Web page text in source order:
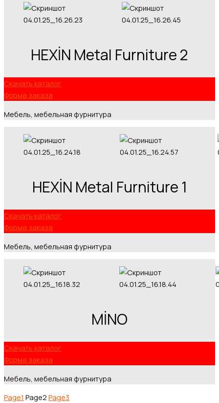
HEXİN Metal Furniture 2
Скачать каталог
Форма заказа
Мебель, мебельная фурнитура
HEXİN Metal Furniture 1
Скачать каталог
Форма заказа
Мебель, мебельная фурнитура
MİNO
Скачать каталог
Форма заказа
Мебель, мебельная фурнитура
Page1 Page2 Page3